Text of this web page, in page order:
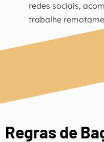
redes sociais,
trabalhe
Regras de